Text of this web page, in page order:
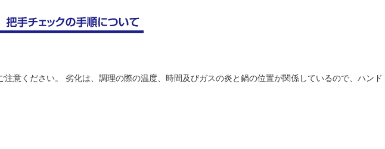
注意ください。 劣化は、調理の際の温度、時間及びガスの炎と鍋の位置が関係しているので、ハンド